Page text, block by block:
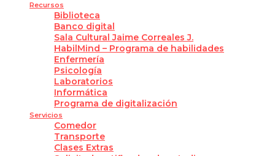
Recursos
Biblioteca
Banco digital
Sala Cultural Jaime Correales J.
HabilMind – Programa de habilidades
Enfermería
Psicología
Laboratorios
Informática
Programa de digitalización
Servicios
Comedor
Transporte
Clases Extras